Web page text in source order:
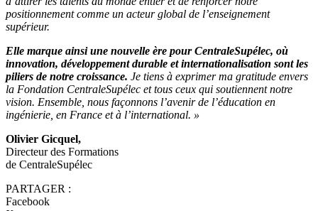
positionnement comme un acteur global de l’enseignement
supérieur.
Elle marque ainsi une nouvelle ère pour CentraleSupélec, où
innovation, développement durable et internationalisation sont les
piliers de notre croissance. Je tiens à exprimer ma gratitude envers
la Fondation CentraleSupélec et tous ceux qui soutiennent notre
vision. Ensemble, nous façonnons l’avenir de l’éducation en
ingénierie, en France et à l’international. »
Olivier Gicquel,
Directeur des Formations
de CentraleSupélec
PARTAGER :
Facebook